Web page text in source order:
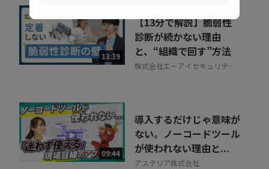
13:39
【13分で解説】脆弱性
診断が続かない理由
と、“組織で回す”方法
株式会社エーアイセキュリティ
09:44
導入するだけじゃ意味が
ない。ノーコードツール
が使われない理由と...
アステリア株式会社